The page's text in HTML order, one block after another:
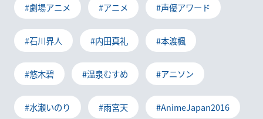
#劇場アニメ #アニメ #声優アワード
#石川界人 #内田真礼 #本渡楓
#悠木碧 #温泉むすめ #アニソン
#水瀬いのり #雨宮天 #AnimeJapan2016